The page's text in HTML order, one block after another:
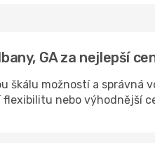
GA za nejlepší
škálu možností a
nebo výhodnější